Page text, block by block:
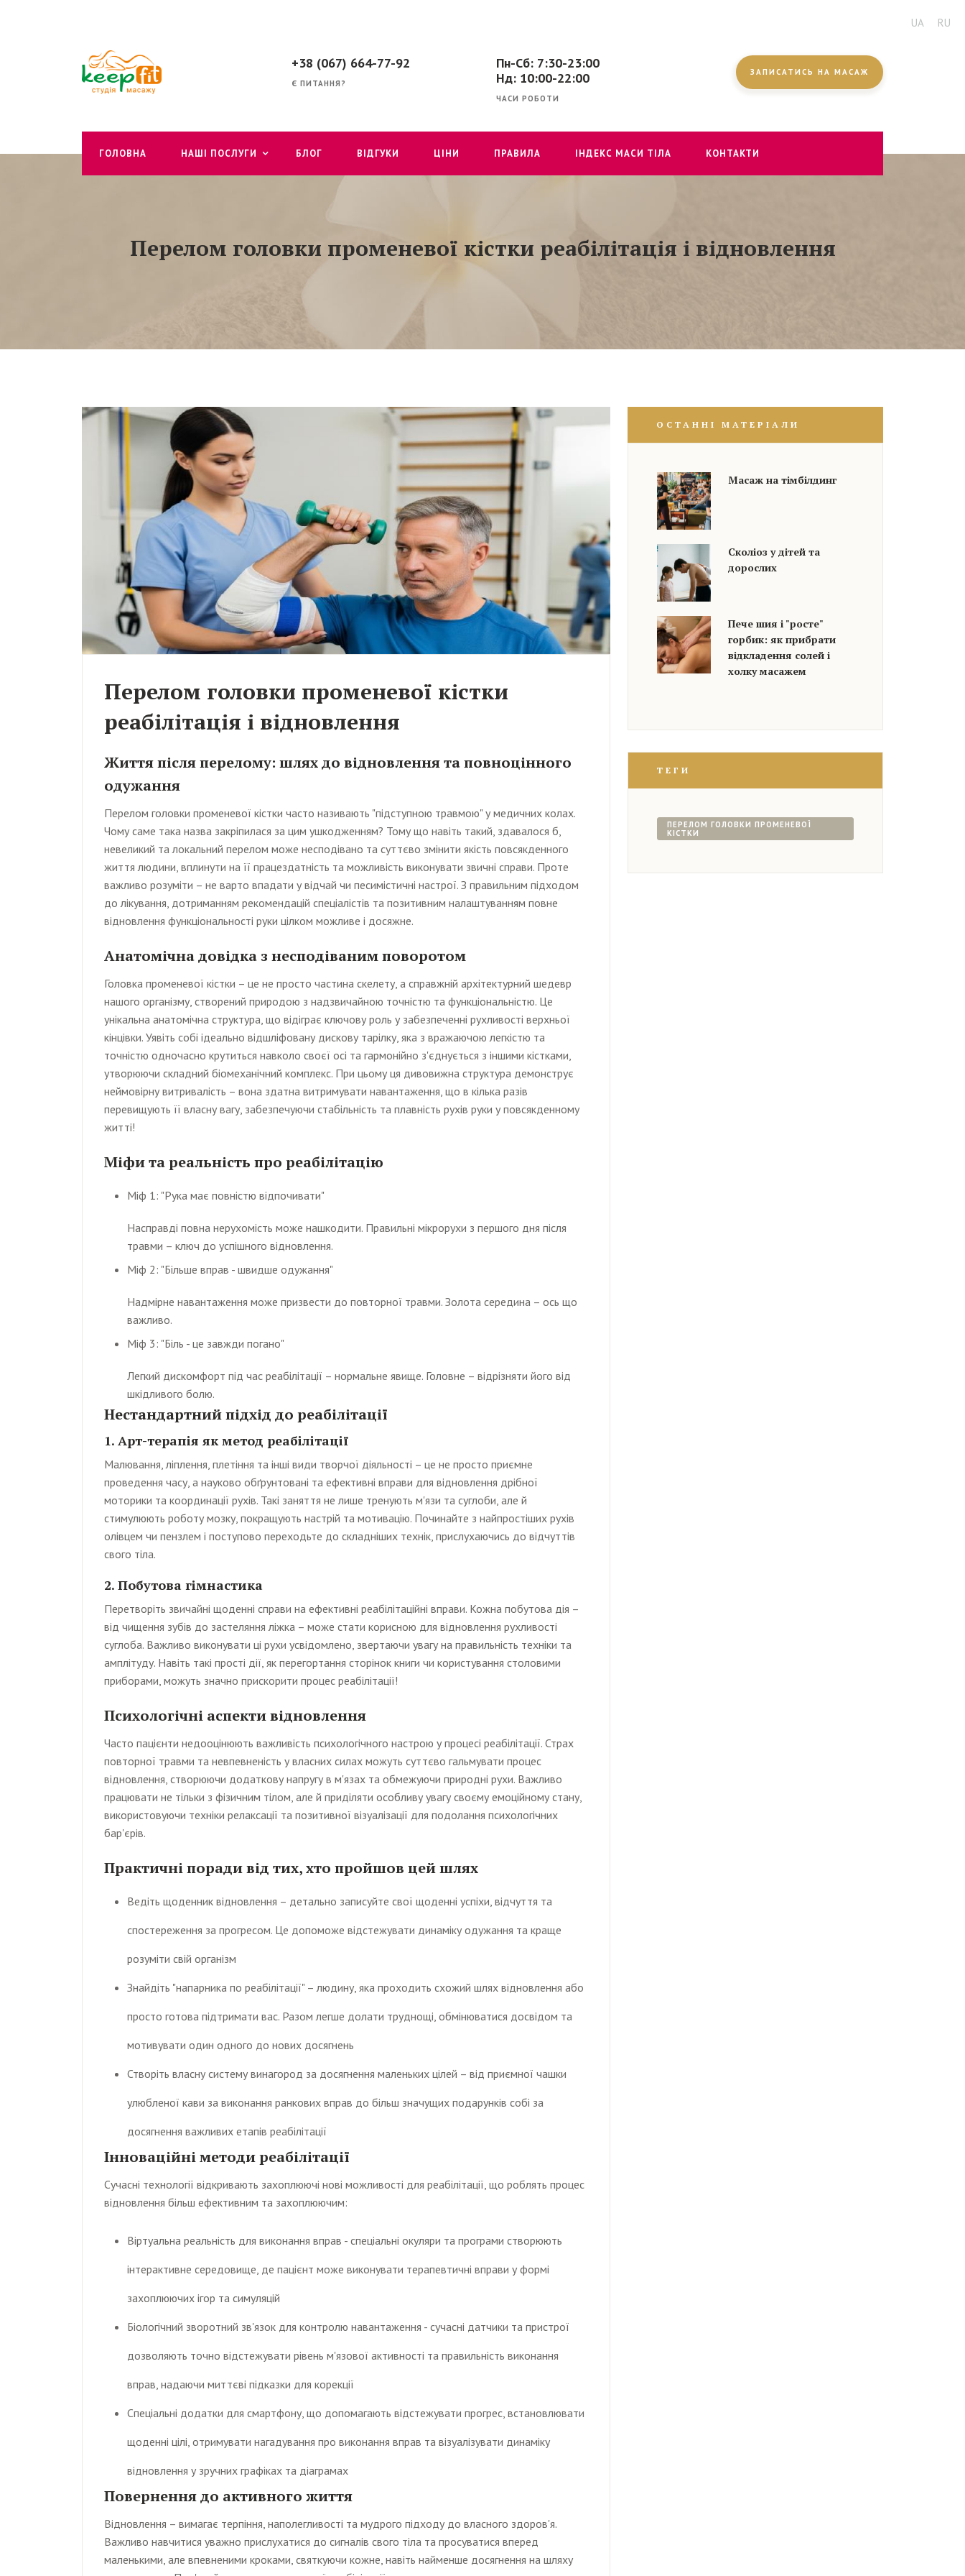
+38 (067) 664-77-92
Є ПИТАННЯ?
Пн-Сб: 7:30-23:00
Нд: 10:00-22:00
ЧАСИ РОБОТИ
ЗАПИСАТИСЬ НА МАСАЖ
ГОЛОВНА НАШІ ПОСЛУГИ БЛОГ ВІДГУКИ ЦІНИ ПРАВИЛА ІНДЕКС МАСИ ТІЛА КОНТАКТИ
Перелом головки променевої кістки реабілітація і відновлення
Перелом головки променевої кістки
реабілітація і відновлення
Життя після перелому: шлях до відновлення та повноцінного
одужання
Перелом головки променевої кістки часто називають "підступною травмою" у медичних колах.
Чому саме така назва закріпилася за цим ушкодженням? Тому що навіть такий, здавалося б,
невеликий та локальний перелом може несподівано та суттєво змінити якість повсякденного
життя людини, вплинути на її працездатність та можливість виконувати звичні справи. Проте
важливо розуміти – не варто впадати у відчай чи песимістичні настрої. З правильним підходом
до лікування, дотриманням рекомендацій спеціалістів та позитивним налаштуванням повне
відновлення функціональності руки цілком можливе і досяжне.
Анатомічна довідка з несподіваним поворотом
Головка променевої кістки – це не просто частина скелету, а справжній архітектурний шедевр
нашого організму, створений природою з надзвичайною точністю та функціональністю. Це
унікальна анатомічна структура, що відіграє ключову роль у забезпеченні рухливості верхньої
кінцівки. Уявіть собі ідеально відшліфовану дискову тарілку, яка з вражаючою легкістю та
точністю одночасно крутиться навколо своєї осі та гармонійно з'єднується з іншими кістками,
утворюючи складний біомеханічний комплекс. При цьому ця дивовижна структура демонструє
неймовірну витривалість – вона здатна витримувати навантаження, що в кілька разів
перевищують її власну вагу, забезпечуючи стабільність та плавність рухів руки у повсякденному
житті!
Міфи та реальність про реабілітацію
Міф 1: "Рука має повністю відпочивати"
Насправді повна нерухомість може нашкодити. Правильні мікрорухи з першого дня після
травми – ключ до успішного відновлення.
Міф 2: "Більше вправ - швидше одужання"
Надмірне навантаження може призвести до повторної травми. Золота середина – ось що
важливо.
Міф 3: "Біль - це завжди погано"
Легкий дискомфорт під час реабілітації – нормальне явище. Головне – відрізняти його від
шкідливого болю.
Нестандартний підхід до реабілітації
1. Арт-терапія як метод реабілітації
Малювання, ліплення, плетіння та інші види творчої діяльності – це не просто приємне
проведення часу, а науково обґрунтовані та ефективні вправи для відновлення дрібної
моторики та координації рухів. Такі заняття не лише тренують м'язи та суглоби, але й
стимулюють роботу мозку, покращують настрій та мотивацію. Починайте з найпростіших рухів
олівцем чи пензлем і поступово переходьте до складніших технік, прислухаючись до відчуттів
свого тіла.
2. Побутова гімнастика
Перетворіть звичайні щоденні справи на ефективні реабілітаційні вправи. Кожна побутова дія –
від чищення зубів до застеляння ліжка – може стати корисною для відновлення рухливості
суглоба. Важливо виконувати ці рухи усвідомлено, звертаючи увагу на правильність техніки та
амплітуду. Навіть такі прості дії, як перегортання сторінок книги чи користування столовими
приборами, можуть значно прискорити процес реабілітації!
Психологічні аспекти відновлення
Часто пацієнти недооцінюють важливість психологічного настрою у процесі реабілітації. Страх
повторної травми та невпевненість у власних силах можуть суттєво гальмувати процес
відновлення, створюючи додаткову напругу в м'язах та обмежуючи природні рухи. Важливо
працювати не тільки з фізичним тілом, але й приділяти особливу увагу своєму емоційному стану,
використовуючи техніки релаксації та позитивної візуалізації для подолання психологічних
бар'єрів.
Практичні поради від тих, хто пройшов цей шлях
Ведіть щоденник відновлення – детально записуйте свої щоденні успіхи, відчуття та
спостереження за прогресом. Це допоможе відстежувати динаміку одужання та краще
розуміти свій організм
Знайдіть "напарника по реабілітації" – людину, яка проходить схожий шлях відновлення або
просто готова підтримати вас. Разом легше долати труднощі, обмінюватися досвідом та
мотивувати один одного до нових досягнень
Створіть власну систему винагород за досягнення маленьких цілей – від приємної чашки
улюбленої кави за виконання ранкових вправ до більш значущих подарунків собі за
досягнення важливих етапів реабілітації
Інноваційні методи реабілітації
Сучасні технології відкривають захоплюючі нові можливості для реабілітації, що роблять процес
відновлення більш ефективним та захоплюючим:
Віртуальна реальність для виконання вправ - спеціальні окуляри та програми створюють
інтерактивне середовище, де пацієнт може виконувати терапевтичні вправи у формі
захоплюючих ігор та симуляцій
Біологічний зворотний зв'язок для контролю навантаження - сучасні датчики та пристрої
дозволяють точно відстежувати рівень м'язової активності та правильність виконання
вправ, надаючи миттєві підказки для корекції
Спеціальні додатки для смартфону, що допомагають відстежувати прогрес, встановлювати
щоденні цілі, отримувати нагадування про виконання вправ та візуалізувати динаміку
відновлення у зручних графіках та діаграмах
Повернення до активного життя
Відновлення – вимагає терпіння, наполегливості та мудрого підходу до власного здоров'я.
Важливо навчитися уважно прислухатися до сигналів свого тіла та просуватися вперед
маленькими, але впевненими кроками, святкуючи кожне, навіть найменше досягнення на шляху
ОСТАННІ МАТЕРІАЛИ
Масаж на тімбілдинг
Сколіоз у дітей та
дорослих
Пече шия і "росте"
горбик: як прибрати
відкладення солей і
холку масажем
ТЕГИ
ПЕРЕЛОМ ГОЛОВКИ ПРОМЕНЕВОЇ
КІСТКИ
UA RU